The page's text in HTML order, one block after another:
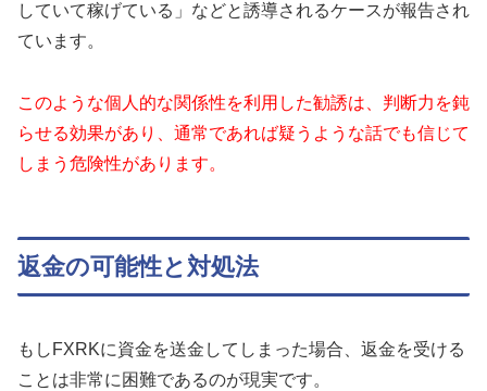
していて稼げている」などと誘導されるケースが報告され
ています。
このような個人的な関係性を利用した勧誘は、判断力を鈍
らせる効果があり、通常であれば疑うような話でも信じて
しまう危険性があります。
返金の可能性と対処法
もしFXRKに資金を送金してしまった場合、返金を受ける
ことは非常に困難であるのが現実です。